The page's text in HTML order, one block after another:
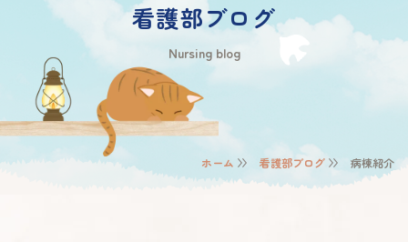
看護部ブログ
Nursing blog
ホーム 看護部ブログ 病棟紹介